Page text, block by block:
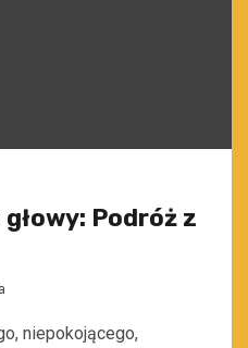
Podróż z
niepokojącego,